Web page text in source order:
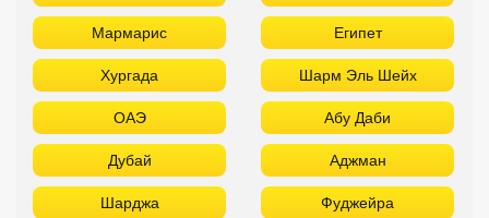
Мармарис Египет
Хургада Шарм Эль Шейх
ОАЭ Абу Даби
Дубай Аджман
Шарджа Фуджейра